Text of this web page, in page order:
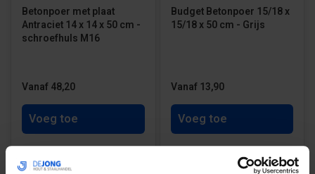
Betonpoer met plaat
Antraciet 14 x 14 x 50 cm -
schroefhuls M16
Vanaf 48,20
Voeg toe
Budget Betonpoer 15/18 x
15/18 x 50 cm - Grijs
Vanaf 13,90
Voeg toe